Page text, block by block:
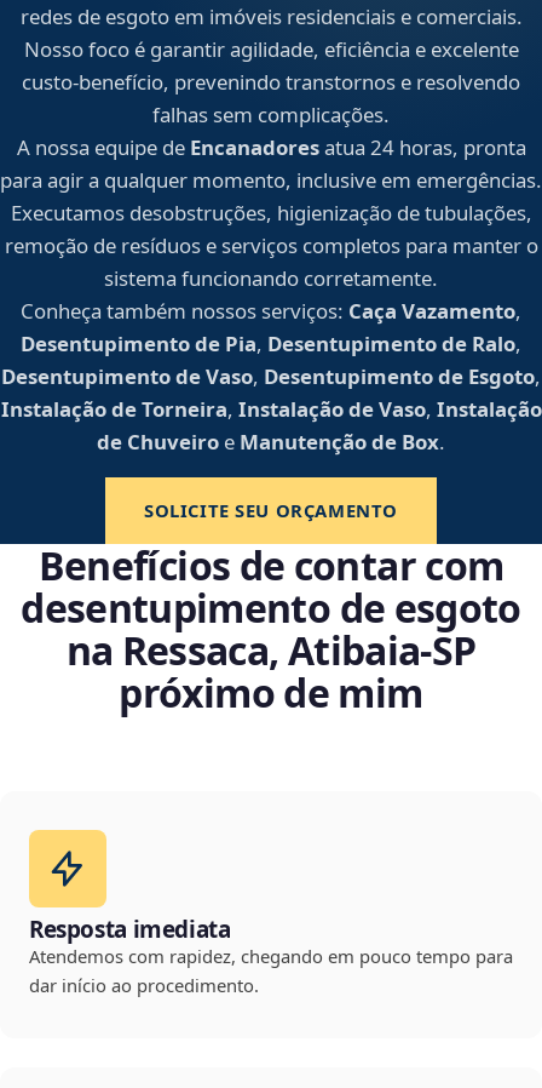
redes de esgoto em imóveis residenciais e comerciais.
Nosso foco é garantir agilidade, eficiência e excelente
custo-benefício, prevenindo transtornos e resolvendo
falhas sem complicações.
A nossa equipe de Encanadoresatua 24 horas, pronta
para agir a qualquer momento, inclusive em emergências.
Executamos desobstruções, higienização de tubulações,
remoção de resíduos e serviços completos para manter o
sistema funcionando corretamente.
Conheça também nossos serviços: Caça Vazamento,
Desentupimento de Pia, Desentupimento de Ralo,
Desentupimento de Vaso, Desentupimento de Esgoto,
Instalação de Torneira, Instalação de Vaso, Instalação
de Chuveiro e Manutenção de Box.
SOLICITE SEU ORÇAMENTO
Benefícios de contar com
desentupimento de esgoto
na Ressaca, Atibaia‑SP
próximo de mim
Resposta imediata
Atendemos com rapidez, chegando em pouco tempo para
dar início ao procedimento.